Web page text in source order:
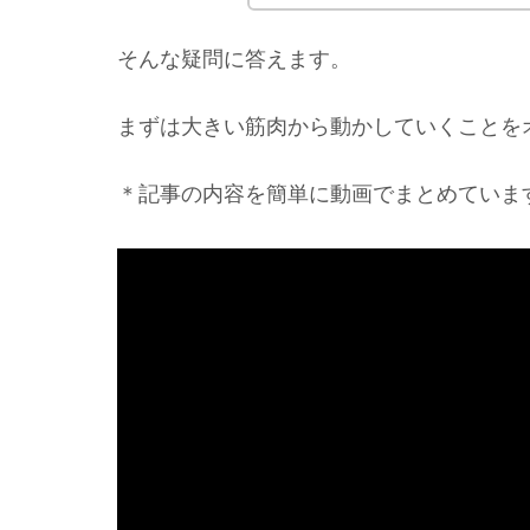
そんな疑問に答えます。
まずは大きい筋肉から動かしていくことを
＊記事の内容を簡単に動画でまとめていま